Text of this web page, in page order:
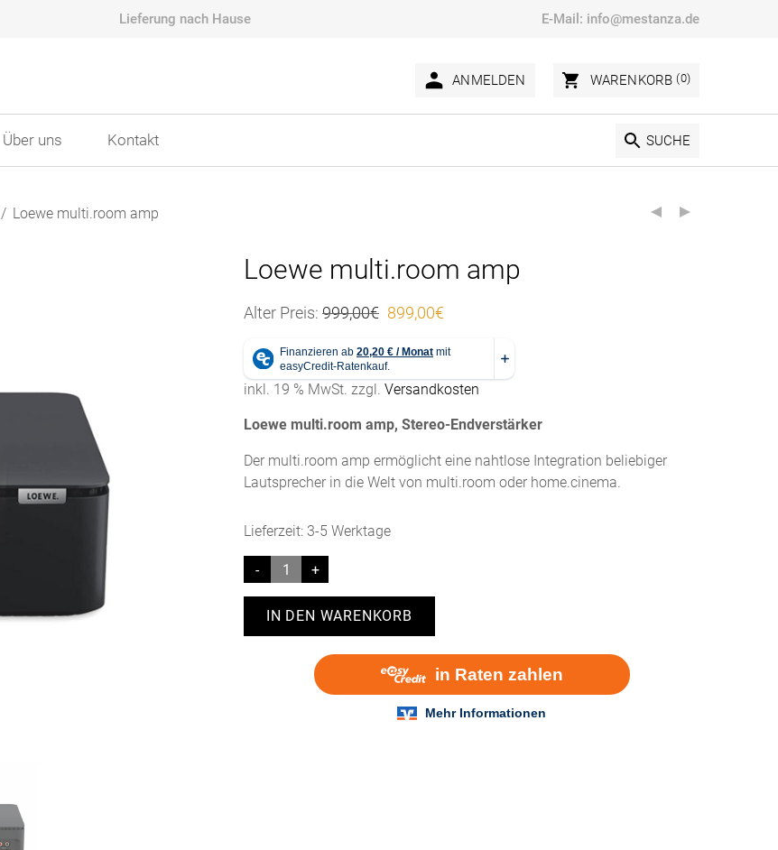
Lieferung nach Hause E-Mail: info@mestanza.de
ANMELDEN WARENKORB (0)
Über uns Kontakt SUCHE
/ Loewe multi.room amp
Loewe multi.room amp
Alter Preis: 999,00€ Ursprünglicher Preis war: 999,00€
899,00€
inkl. 19 % MwSt. zzgl. Versandkosten
Loewe multi.room amp, Stereo-Endverstärker
Der multi.room amp ermöglicht eine nahtlose Integration beliebiger
Lautsprecher in die Welt von multi.room oder home.cinema.
Lieferzeit: 3-5 Werktage
Loewe
multi.room
amp
IN DEN WARENKORB